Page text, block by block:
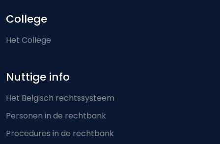
College
Het College
Nuttige info
Het Belgisch rechtssysteem
Personen in de rechtbank
Procedures in de rechtbank